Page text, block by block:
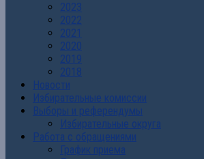
2023
2022
2021
2020
2019
2018
Новости
Избирательные комиссии
Выборы и референдумы
Избирательные округа
Работа с обращениями
График приема